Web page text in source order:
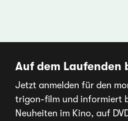
Auf dem Laufenden
Jetzt anmelden für den
trigon-film und informiert
Neuheiten im Kino, auf